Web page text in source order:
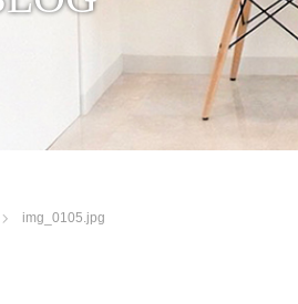
img_0105.jpg